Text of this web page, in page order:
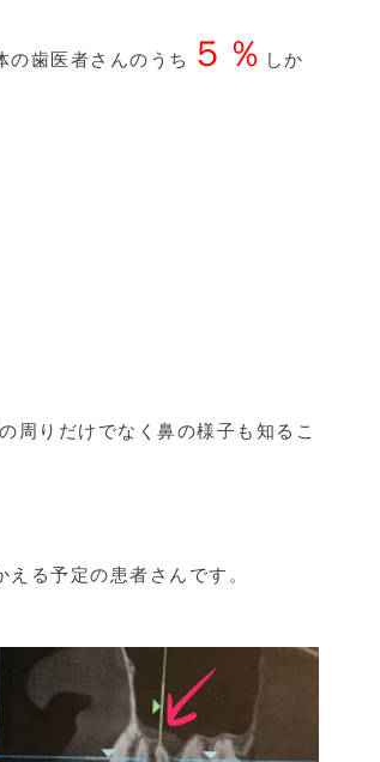
の歯医者さんのうち ５％ しか
周りだけでなく鼻の様子も知るこ
る予定の患者さんです。